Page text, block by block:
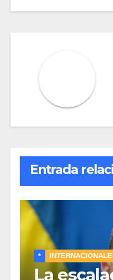
Entrada
*
La